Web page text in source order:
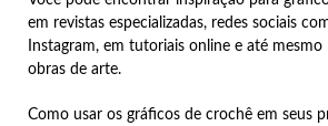
em revistas especializadas, redes sociais
Instagram, em tutoriais online e até mesmo
obras de arte.
Como usar os gráficos de crochê em seus